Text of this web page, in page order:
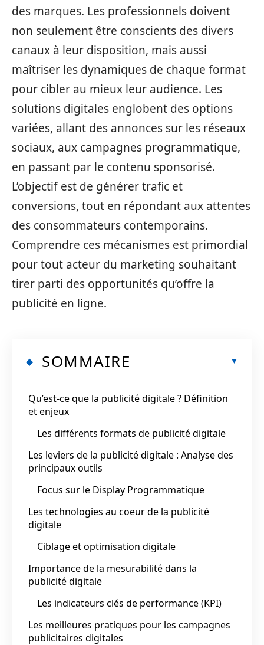
des marques. Les professionnels doivent
non seulement être conscients des divers
canaux à leur disposition, mais aussi
maîtriser les dynamiques de chaque format
pour cibler au mieux leur audience. Les
solutions digitales englobent des options
variées, allant des annonces sur les réseaux
sociaux, aux campagnes programmatique,
en passant par le contenu sponsorisé.
L’objectif est de générer trafic et
conversions, tout en répondant aux attentes
des consommateurs contemporains.
Comprendre ces mécanismes est primordial
pour tout acteur du marketing souhaitant
tirer parti des opportunités qu’offre la
publicité en ligne.
SOMMAIRE
Qu’est-ce que la publicité digitale ? Définition
et enjeux
Les différents formats de publicité digitale
Les leviers de la publicité digitale : Analyse des
principaux outils
Focus sur le Display Programmatique
Les technologies au coeur de la publicité
digitale
Ciblage et optimisation digitale
Importance de la mesurabilité dans la
publicité digitale
Les indicateurs clés de performance (KPI)
Les meilleures pratiques pour les campagnes
publicitaires digitales